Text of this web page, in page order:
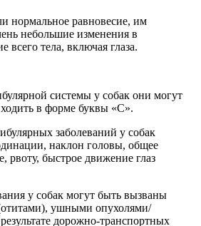
нормальное равновесие, им
небольшие изменения в
тела, включая глаза.
системы у собак они могут
в форме буквы «С».
заболеваний у собак
наклон головы, общее
рвоту, быстрое движение глаз
у собак могут быть вызваны
ушными опухолями/
дорожно-транспортных